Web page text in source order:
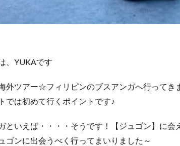
、YUKAです
外ツアー☆フィリピンのブスアンガへ行ってき
では初めて行くポイントです♪
といえば・・・・そうです！【ジュゴン】に会
ゴンに出会うべく行ってまいりました～